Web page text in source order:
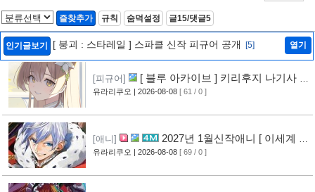
즐찾추가 규칙 숨덕설정 글15/댓글5
인기글보기 [ 붕괴 : 스타레일 ] 스파클 신작 피규어 공개 [5] 열기
[피규어]
[ 블루 아카이브 ] 키리후지 나기사 신
작 피규어 공개 [1]
유라리쿠오 | 2026-08-08 [ 61 / 0 ]
[애니]
2027년 1월신작애니 [ 이세계 전
생 소동기 ] PV 영상 공개
유라리쿠오 | 2026-08-08 [ 69 / 0 ]